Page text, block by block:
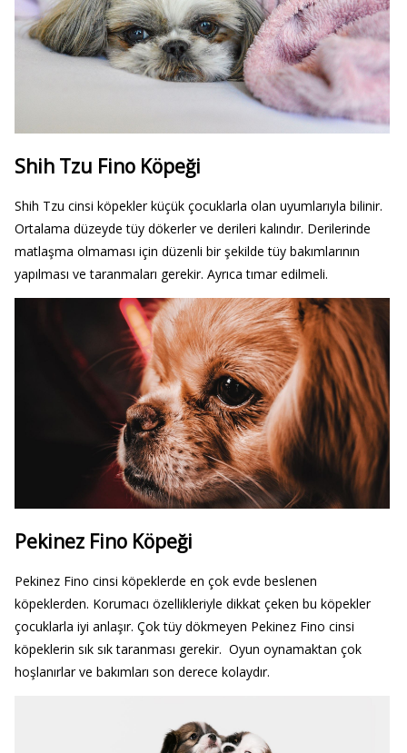
Shih Tzu Fino Köpeği
Shih Tzu cinsi köpekler küçük çocuklarla olan uyumlarıyla bilinir.
Ortalama düzeyde tüy dökerler ve derileri kalındır. Derilerinde
matlaşma olmaması için düzenli bir şekilde tüy bakımlarının
yapılması ve taranmaları gerekir. Ayrıca tımar edilmeli.
Pekinez Fino Köpeği
Pekinez Fino cinsi köpeklerde en çok evde beslenen
köpeklerden. Korumacı özellikleriyle dikkat çeken bu köpekler
çocuklarla iyi anlaşır. Çok tüy dökmeyen Pekinez Fino cinsi
köpeklerin sık sık taranması gerekir. Oyun oynamaktan çok
hoşlanırlar ve bakımları son derece kolaydır.